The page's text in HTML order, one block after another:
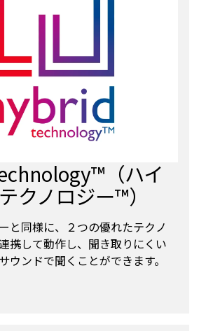
（ハイ
クノロジー™）
と同様に、２つの優れたテクノ
携して動作し、聞き取りにくい
ウンドで聞くことができます。